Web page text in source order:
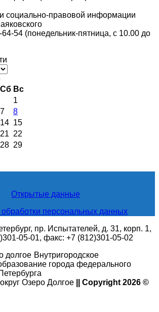
социально-правовой информации
54 (понедельник-пятница, с 10.00 до
Сб Вс
1
7
8
14 15
21 22
28 29
Открытые данные
обработки персональных данных
пр. Испытателей, д. 31, корп. 1,
05-01, факс: +7 (812)301-05-02
Внутригородское
города федерального
Озеро Долгое
|| Copyright 2026 ©